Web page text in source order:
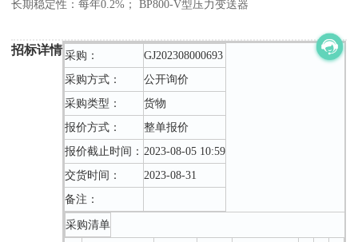
长期稳定性：每年0.2%； BP800-V型压力变送器
招标详情 采购：
GJ202308000693
采购方式：
公开询价
采购类型：
货物
报价方式：
整单报价
报价截止时间： 2023-08-05 10:59
交货时间：
2023-08-31
备注：
采购清单